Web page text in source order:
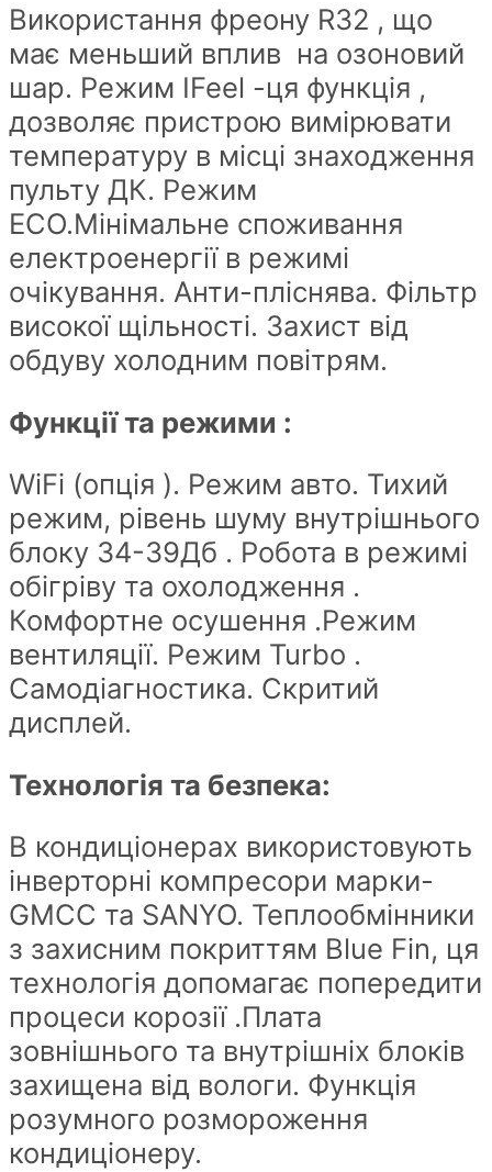
Використання фреону R32 , що
має меньший вплив на озоновий
шар. Режим IFeel -ця функція ,
дозволяє пристрою вимірювати
температуру в місці знаходження
пульту ДК. Режим
ECO.Мінімальне споживання
електроенергії в режимі
очікування. Анти-пліснява. Фільтр
високої щільності. Захист від
обдуву холодним повітрям.
Функції та режими :
WiFi (опція ). Режим авто. Тихий
режим, рівень шуму внутрішнього
блоку 34-39Дб . Робота в режимі
обігріву та охолодження .
Комфортне осушення .Режим
вентиляції. Режим Turbo .
Самодіагностика. Скритий
дисплей.
Технологія та безпека:
В кондиціонерах використовують
інверторні компресори марки-
GMCC та SANYO. Теплообмінники
з захисним покриттям Blue Fin, ця
технологія допомагає попередити
процеси корозії .Плата
зовнішнього та внутрішніх блоків
захищена від вологи. Функція
розумного розмороження
кондиціонеру.